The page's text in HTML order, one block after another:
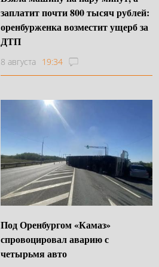
заплатит почти 800 тысяч рублей:
оренбурженка возместит ущерб за
ДТП
8 августа 19:34
Под Оренбургом «Камаз»
спровоцировал аварию с
четырьмя авто